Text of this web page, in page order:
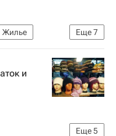
Еще7
Жилье
и
Еще5